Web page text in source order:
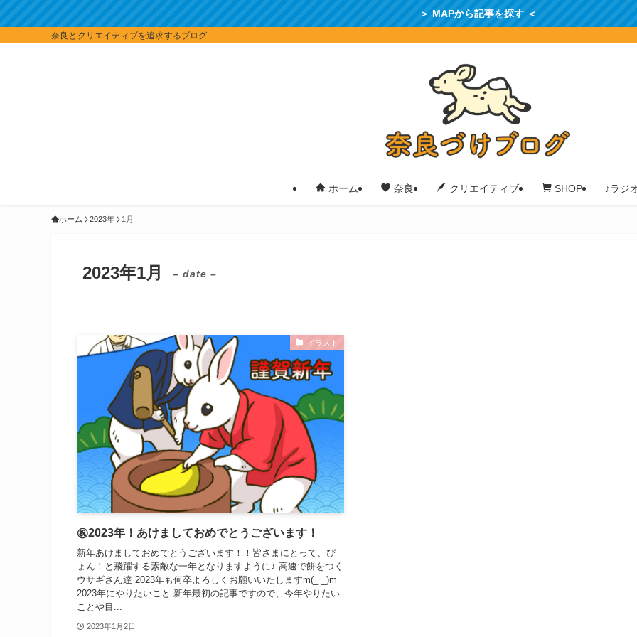
＞ MAPから記事を探す ＜
奈良とクリエイティブを追求するブログ
ホーム 奈良 クリエイティブ SHOP ♪ラジ
ホーム 2023年 1月
2023年1月 – date –
イラスト
㊗️2023年！あけましておめでとうございます！
新年あけましておめでとうございます！！皆さまにとって、ぴ
ょん！と飛躍する素敵な一年となりますように♪ 高速で餅をつく
ウサギさん達 2023年も何卒よろしくお願いいたしますm(_ _)m
2023年にやりたいこと 新年最初の記事ですので、今年やりたい
ことや目...
2023年1月2日